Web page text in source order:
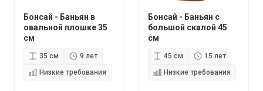
Бонсай - Баньян в
овальной плошке 35
см
35 см
9 лет
Низкие требования
Бонсай - Баньян с
большой скалой 45
см
45 см
15 лет
Низкие требования